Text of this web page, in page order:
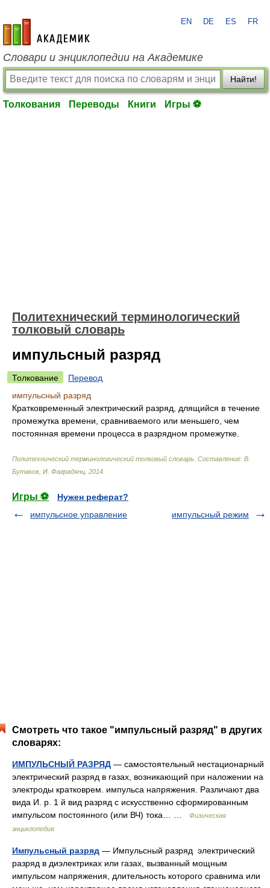
academic.ru
EN DE ES FR
Словари и энциклопедии на Академике
Найти!
Толкования Переводы Книги Игры ⚽
Политехнический терминологический
толковый словарь
импульсный разряд
Толкование
Перевод
импульсный разряд
Кратковременный электрический разряд, длящийся в течение
промежутка времени, сравниваемого или меньшего, чем
постоянная времени процесса в разрядном промежутке.
Политехнический терминологический толковый словарь Составление: В.
Бутаков, И. Фаградянц 2014
Игры ⚽
Нужен реферат?
импульсное управление
импульсный режим
Смотреть что такое "импульсный разряд" в других
словарях:
ИМПУЛЬСНЫЙ РАЗРЯД — самостоятельный нестационарный
электрический разряд в газах, возникающий при наложении на
электроды кратковрем. импульса напряжения. Различают два
вида И. р. 1 й вид разряд с искусственно сформированным
импульсом постоянного (или ВЧ) тока… …
Физическая
энциклопедия
Импульсный разряд — Импульсный разряд электрический
разряд в диэлектриках или газах, вызванный мощным
импульсом напряжения, длительность которого сравнима или